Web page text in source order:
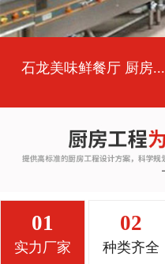
石龙美味鲜餐厅 厨房...
01
实力厂家
02
种类齐全